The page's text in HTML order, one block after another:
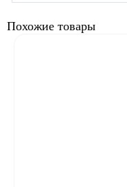
Похожие товары